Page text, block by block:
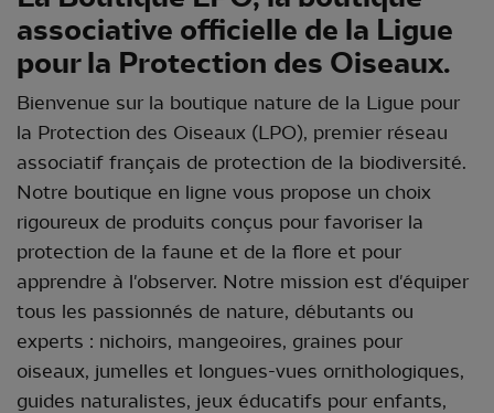
associative officielle de la Ligue
pour la Protection des Oiseaux.
Bienvenue sur la boutique nature de la Ligue pour
la Protection des Oiseaux (LPO), premier réseau
associatif français de protection de la biodiversité.
Notre boutique en ligne vous propose un choix
rigoureux de produits conçus pour favoriser la
protection de la faune et de la flore et pour
apprendre à l'observer. Notre mission est d'équiper
tous les passionnés de nature, débutants ou
experts : nichoirs, mangeoires, graines pour
oiseaux, jumelles et longues-vues ornithologiques,
guides naturalistes, jeux éducatifs pour enfants,